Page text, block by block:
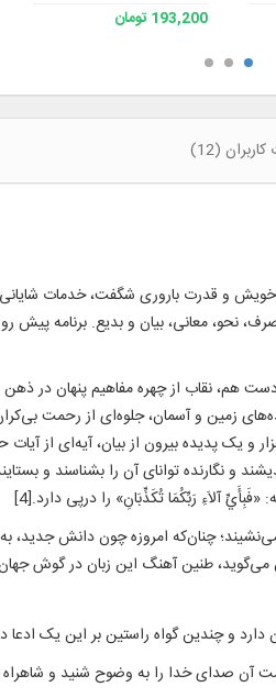
193,200 تومان
(12)
و قدرت باروری شگفت، خدمات
معانی، بیان و بدیع. برنامه پیش رو
هم، نقاب از چهره مفاهیم پنهان در
یک پدیده بیرون از بیان، آیه‌ای از
نگاشته شده است[3] تا جهانیان بخوانند و بیندیشند و نگارنده
آلاَءِ رَبِّکُمَا تُکَذِّبَانِ» را درپی دارد.[4]
می‌نشیند؛ چنان‌که امروزه چون دانش
سخن می‌گوید، طنین آهنگ این زبان در گوش
و چندین گواه راستین بر این یک